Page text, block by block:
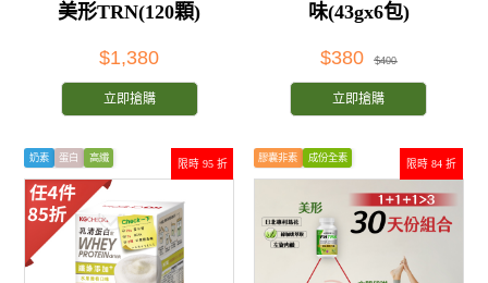
美形TRN(120顆)
$1,380
立即搶購
味(43gx6包)
$380 $400
立即搶購
限時 95 折
奶素 蛋白 高纖
限時 84 折
膠囊非素 成份全素